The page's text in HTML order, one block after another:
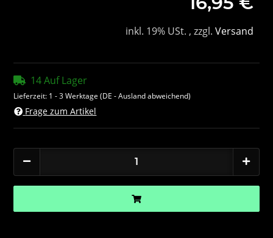
inkl. 19% USt. , zzgl. Versand
14 Auf Lager
Lieferzeit: 1 - 3 Werktage(DE - Ausland abweichend)
Frage zum Artikel